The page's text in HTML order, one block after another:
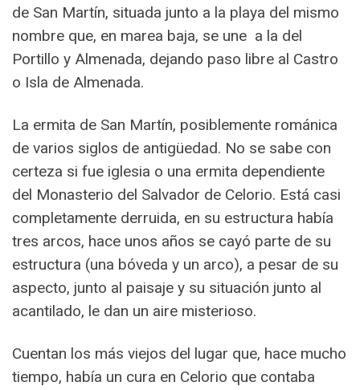
de San Martín, situada junto a la playa del mismo
nombre que, en marea baja, se une a la del
Portillo y Almenada, dejando paso libre al Castro
o Isla de Almenada.
La ermita de San Martín, posiblemente románica
de varios siglos de antigüedad. No se sabe con
certeza si fue iglesia o una ermita dependiente
del Monasterio del Salvador de Celorio. Está casi
completamente derruida, en su estructura había
tres arcos, hace unos años se cayó parte de su
estructura (una bóveda y un arco), a pesar de su
aspecto, junto al paisaje y su situación junto al
acantilado, le dan un aire misterioso.
Cuentan los más viejos del lugar que, hace mucho
tiempo, había un cura en Celorio que contaba